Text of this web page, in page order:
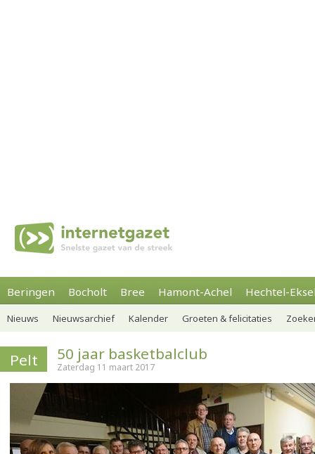
Beringen Bocholt Bree Hamont-Achel Hechtel-
Nieuws Nieuwsarchief Kalender Groeten & felicitaties
Pelt 50 jaar basketbalclub
Zaterdag 11 maart 2017